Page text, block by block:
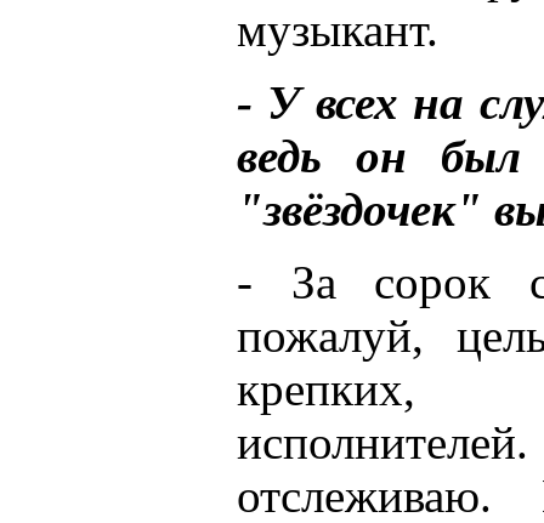
музыкант.
- У всех на
ведь он был
"звёздочек"
- За сорок
пожалуй,
крепких,